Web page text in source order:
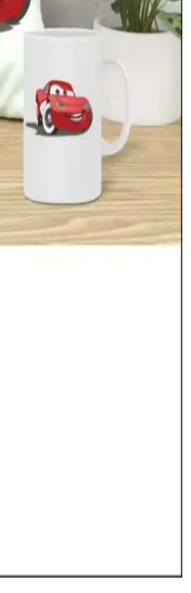
canlılık ve şıklık
güçlendirirken,
Eğlenceli ve
ve estetik oyun
canlılık ve fonksiyonellik